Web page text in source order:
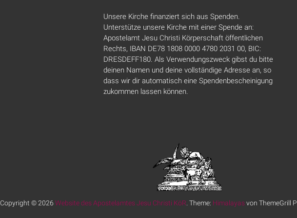
Unsere Kirche finanziert sich aus Spenden.
Unterstütze unsere Kirche mit einer Spende an:
Apostelamt Jesu Christi Körperschaft öffentlichen
Rechts, IBAN DE78 1808 0000 4780 2031 00, BIC:
DRESDEFF180. Als Verwendungszweck gibst du bitte
deinen Namen und deine vollständige Adresse an, so
dass wir dir automatisch eine Spendenbescheinigung
zukommen lassen können.
Copyright © 2026 Website des Apostelamtes Jesu Christi KöR . Theme: Himalayasvon ThemeGrill